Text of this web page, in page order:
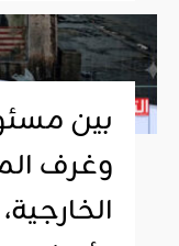
بين
وغرف